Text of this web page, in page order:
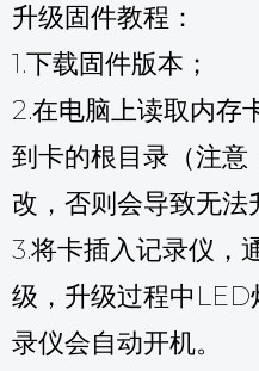
升级固件教程：
1.下载固件版本；
2.在电脑上读取内存
到卡的根目录（注
改，否则会导致无法
3.将卡插入记录仪，
级，升级过程中
录仪会自动开机。